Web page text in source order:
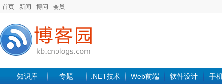
首页 新闻 博问 会员
知识库 专题 .NET技术 Web前端 软件设计 手